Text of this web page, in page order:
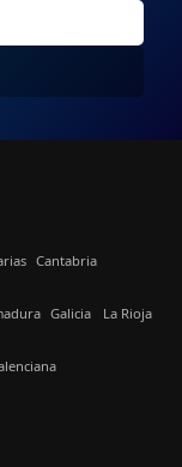
Cantabria
Galicia La Rioja